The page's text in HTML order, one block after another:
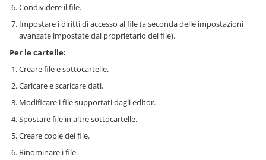
Condividere il file.
Impostare i diritti di accesso al file (a seconda delle impostazioni
avanzate impostate dal proprietario del file).
Per le cartelle:
Creare file e sottocartelle.
Caricare e scaricare dati.
Modificare i file supportati dagli editor.
Spostare file in altre sottocartelle.
Creare copie dei file.
Rinominare i file.